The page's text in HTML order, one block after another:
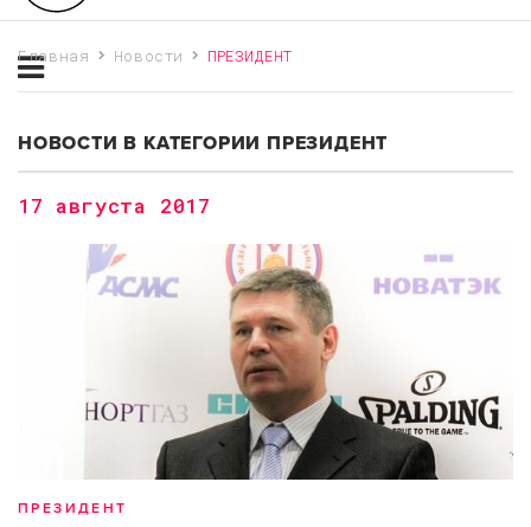
Главная Новости ПРЕЗИДЕНТ
НОВОСТИ В КАТЕГОРИИ ПРЕЗИДЕНТ
17 августа 2017
ПРЕЗИДЕНТ